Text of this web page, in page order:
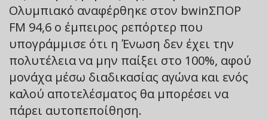
Ολυμπιακό αναφέρθηκε στον bwinΣΠΟΡ
FM 94,6 ο έμπειρος ρεπόρτερ που
υπογράμμισε ότι η Ένωση δεν έχει την
πολυτέλεια να μην παίξει στο 100%, αφού
μονάχα μέσω διαδικασίας αγώνα και ενός
καλού αποτελέσματος θα μπορέσει να
πάρει αυτοπεποίθηση.